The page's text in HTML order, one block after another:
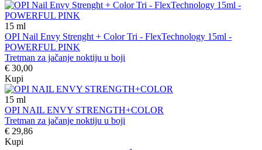
15 ml
OPI Nail Envy Strenght + Color Tri - FlexTechnology 15ml -
POWERFUL PINK
Tretman za jačanje noktiju u boji
€ 30,00
Kupi
15 ml
OPI NAIL ENVY STRENGTH+COLOR
Tretman za jačanje noktiju u boji
€ 29,86
Kupi